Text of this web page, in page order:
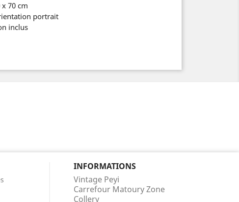
x 70 cm
portrait
inclus
INFORMATIONS
Vintage Peyi
Carrefour Matoury Zone
Collery